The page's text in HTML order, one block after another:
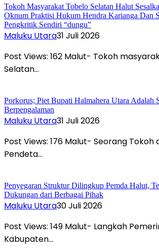
Tokoh Masyarakat Tobelo Selatan Halut
Oknum Praktisi Hukum Hendra Karianga Dan
Pengkritik Sendiri “dungu”
Maluku Utara31 Juli 2026
Post Views: 162 Malut- Tokoh
Selatan…
Porkorus; Piet Bupati Halmahera Utara Adalah
Berpengalaman
Maluku Utara31 Juli 2026
Post Views: 176 Malut- Seorang Tokoh
Pendeta…
Penyegaran Struktur Dilingkup Pemda Halut,
Dukungan dari Berbagai Pihak
Maluku Utara30 Juli 2026
Post Views: 149 Malut- Langkah
Kabupaten…